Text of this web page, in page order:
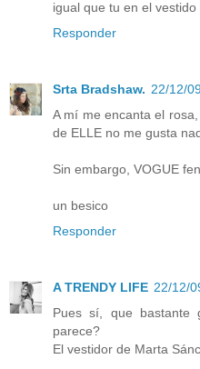
igual que tu en el
Responder
Srta Bradshaw. 22/12/
A mí me encanta el
de ELLE no me gusta
Sin embargo, VOGUE
un besico
Responder
A TRENDY LIFE 22/12/
Pues sí, que
parece?
El vestidor de Marta